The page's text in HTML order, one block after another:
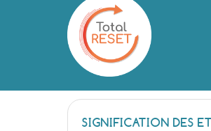
SIGNIFICATION DES